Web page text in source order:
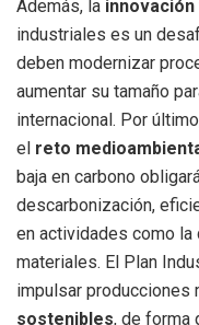
Además, la
industriales es un
deben modernizar
aumentar su tamaño
internacional. Por
el reto
baja en carbono
descarbonización,
en actividades como la
materiales. El Plan
impulsar producciones
sostenibles, de forma